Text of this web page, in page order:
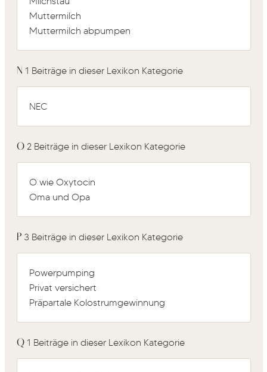
Muttermilch
Muttermilch abpumpen
N 1 Beiträge in dieser Lexikon Kategorie
NEC
O 2 Beiträge in dieser Lexikon Kategorie
O wie Oxytocin
Oma und Opa
P 3 Beiträge in dieser Lexikon Kategorie
Powerpumping
Privat versichert
Präpartale Kolostrumgewinnung
Q 1 Beiträge in dieser Lexikon Kategorie